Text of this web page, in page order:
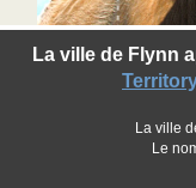
La ville de Flynn
La ville
Le